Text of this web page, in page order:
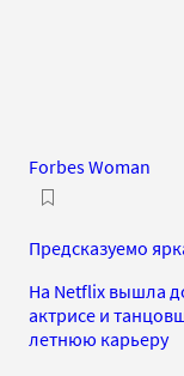
Forbes Woman
Предсказуемо
На Netflix вышла
актрисе и
летнюю карьеру